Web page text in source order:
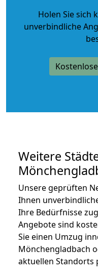
Holen Sie sich
unverbindliche
Weitere
Unsere geprüften
Ihnen
Ihre Bedürfnisse
Angebote sind
Sie einen Umzug
Mönchengladbach
aktuellen Standorts